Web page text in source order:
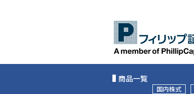
商品一覧
国内株式